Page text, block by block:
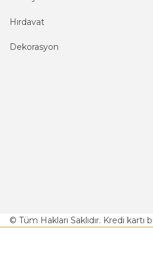
Hırdavat
Dekorasyon
© Tüm Hakları Saklıdır. Kredi